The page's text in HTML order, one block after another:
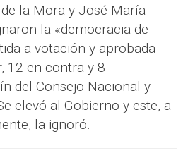
la Mora y José María
la «democracia de
a votación y aprobada
12 en contra y 8
del Consejo Nacional y
elevó al Gobierno y este, a
la ignoró.